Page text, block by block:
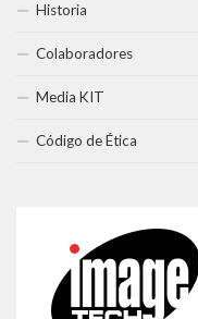
Historia
Colaboradores
Media KIT
Código de Ética